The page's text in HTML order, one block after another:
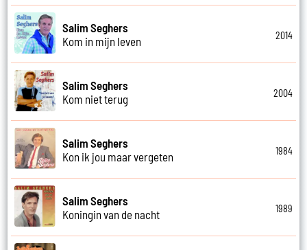
Salim Seghers
Kom in mijn leven
2014
Salim Seghers
Kom niet terug
2004
Salim Seghers
Kon ik jou maar vergeten
1984
Salim Seghers
Koningin van de nacht
1989